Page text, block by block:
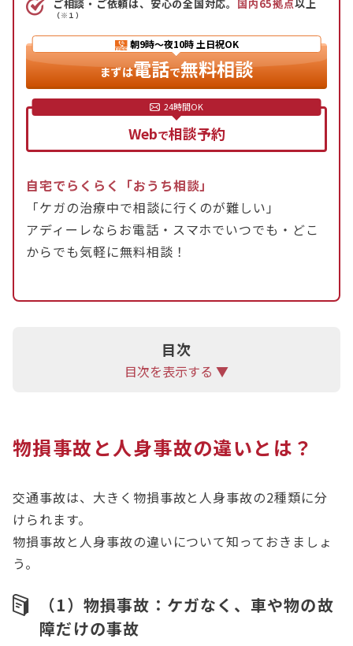
期間に厳密な制限はありませんが、事故から時間が
経ちすぎると怪我と事故の因果関係が疑われ、警察
に受け付けてもらえない可能性があるため、できる
だけ早い手続きが望ましいです。
切り替え手続きは、まず病院で診断書を作成しても
らい、次に事故を扱った警察署に連絡して書類を提
出することで行います。
警察が切り替えを認めれば、捜査が開始され、人身
事故として扱われます。もし切り替えが認められな
くても、保険会社に「人身事故証明書入手不能理由
1人で悩まず一度アディーレ法律事務所にご相談く
ご相談・ご依頼は、安心の全国対応。 国内65拠点以上
（※１）
朝9時〜夜10時 土日祝OK
まずは電話で無料相談
Webで相談予約
自宅でらくらく「おうち相談」
「ケガの治療中で相談に行くのが難しい」
アディーレならお電話・スマホでいつでも・どこ
からでも気軽に無料相談！
目次
目次を表示する ▼
物損事故と人身事故の違いとは？
交通事故は、大きく物損事故と人身事故の2種類に分
けられます。
物損事故と人身事故の違いについて知っておきましょ
う。
（1）物損事故：ケガなく、車や物の故
障だけの事故